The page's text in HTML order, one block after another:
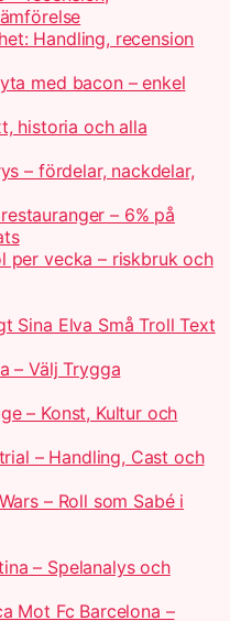
Handling, recension
med bacon – enkel
historia och alla
– fördelar, nackdelar,
– 6% på
per vecka – riskbruk och
Sina Elva Små Troll Text
– Välj Trygga
– Konst, Kultur och
– Handling, Cast och
– Roll som Sabé i
– Spelanalys och
Mot Fc Barcelona –